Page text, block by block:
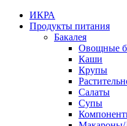
ИКРА
Продукты питания
Бакалея
Овощные
Каши
Крупы
Салаты
Супы